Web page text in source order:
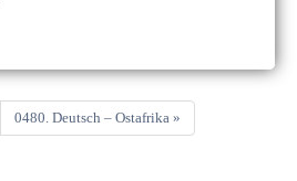
0480. Deutsch – Ostafrika »